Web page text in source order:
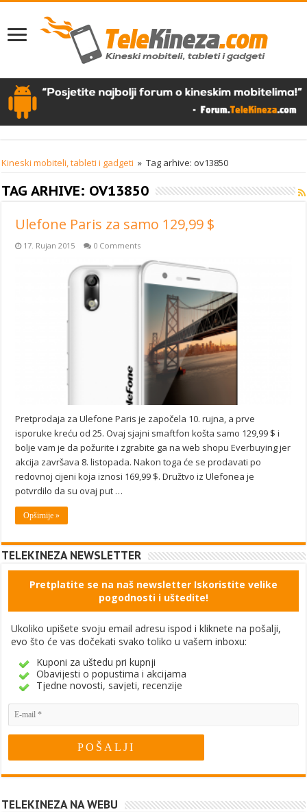
Kineski mobiteli, tableti i gadgeti » Tag arhive: ov13850
TAG ARHIVE: OV13850
Ulefone Paris za samo 129,99 $
17. Rujan 2015 0 Comments
Pretprodaja za Ulefone Paris je započela 10. rujna, a prve
isporuke kreću od 25. Ovaj sjajni smaftfon košta samo 129,99 $ i
bolje vam je da požurite i zgrabite ga na web shopu Everbuying jer
akcija završava 8. listopada. Nakon toga će se prodavati po
redovnoj cijeni koja iznosi 169,99 $. Družtvo iz Ulefonea je
potvrdilo da su ovaj put …
Opširnije »
TELEKINEZA NEWSLETTER
Pretplatite se na naš newsletter Iskoristite velike
pogodnosti i uštedite!
Ukoliko upišete svoju email adresu ispod i kliknete na pošalji,
evo što će vas dočekati svako toliko u vašem inboxu:
Kuponi za uštedu pri kupnji
Obavijesti o popustima i akcijama
Tjedne novosti, savjeti, recenzije
TELEKINEZA NA WEBU